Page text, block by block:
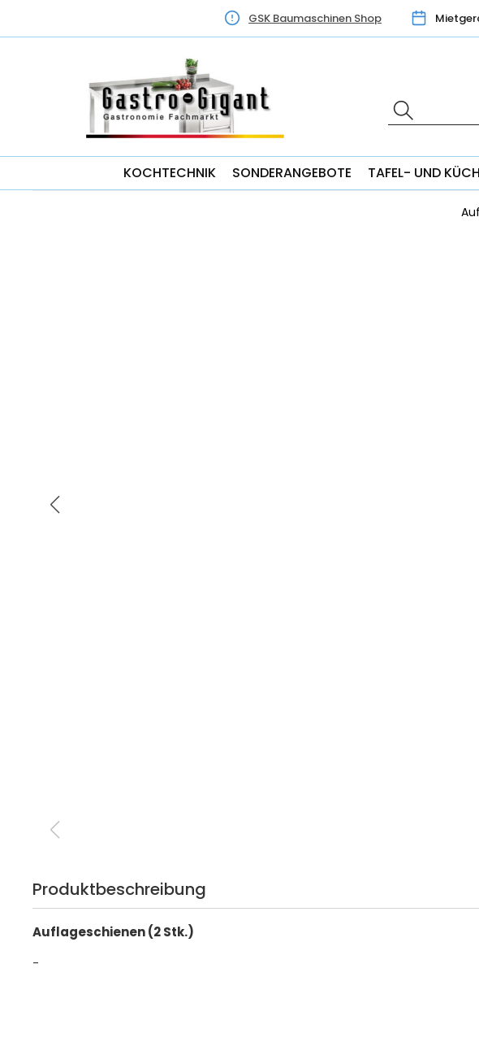
GSK Baumaschinen Shop
KOCHTECHNIK SONDERANGEBOTE TAFEL- UND
Produktbeschreibung
Auflageschienen (2 Stk.)
-